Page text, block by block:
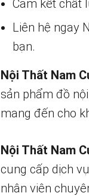
Cam kết chất
Liên hệ ngay
bạn.
Nội Thất Nam
sản phẩm đồ
mang đến cho
Nội Thất Nam
cung cấp dịch
nhân viên